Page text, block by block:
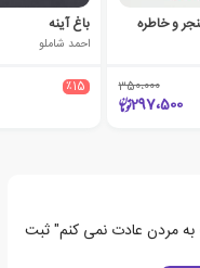
و خاطره
350،000
297،500
باغ آینه
احمد شاملو
٪15
به مردن عادت نمی کنم" ثبت